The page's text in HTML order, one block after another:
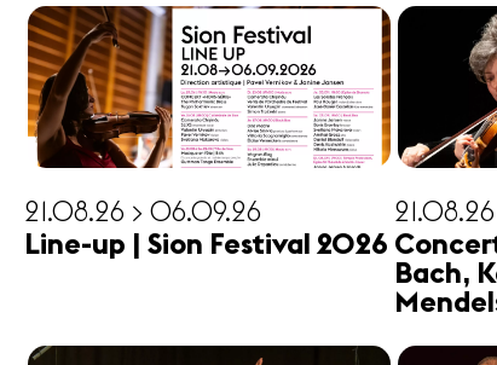
Contact
21.08.26 > 06.09.26
Line-up | Sion Festival 2026
Bach,